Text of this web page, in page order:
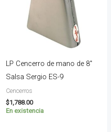
LP Cencerro de mano de 8″
Salsa Sergio ES-9
Cencerros
$1,788.00
En existencia